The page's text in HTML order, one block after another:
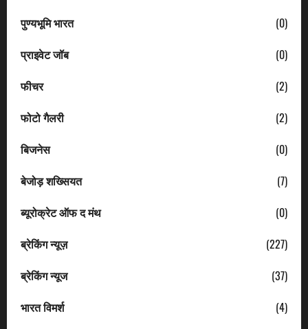
पुण्यभूमि भारत
(0)
प्राइवेट जॉब
(0)
फीचर
(2)
फोटो गैलरी
(2)
बिजनेस
(0)
बेजोड़ शख्सियत
(7)
ब्यूरोक्रेट ऑफ द मंथ
(0)
ब्रेकिंग न्यूज़
(227)
ब्रेकिंग न्यूज
(37)
भारत विमर्श
(4)